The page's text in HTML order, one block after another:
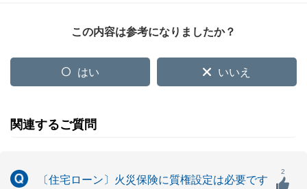
この内容は参考になりましたか？
はい いいえ
関連するご質問
〔住宅ローン〕火災保険に質権設定は必要です
2